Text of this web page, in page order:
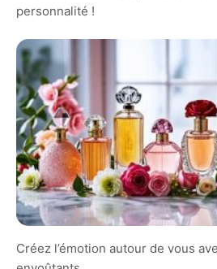
personnalité !
Créez l’émotion autour de vous